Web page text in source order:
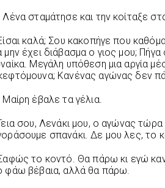
Λένα σταμάτησε και την κοίταξε
καλά; Σου κακοπήγε που
μην έχει διάβασμα ο γιος μου;
Μεγάλη υπόθεση μια αργία
Κανένας αγώνας δεν
Μαίρη έβαλε τα γέλια.
σου, Λενάκι μου, ο αγώνας τώρα
σπανάκι. Δε μου λες, το
το κοντό. Θα πάρω κι εγώ
φάω βέβαια, αλλά θα πάρω.